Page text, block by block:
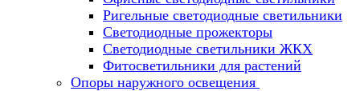
Ригельные светодиодные светильники
Светодиодные прожекторы
Светодиодные светильники ЖКХ
Фитосветильники для растений
Опоры наружного освещения